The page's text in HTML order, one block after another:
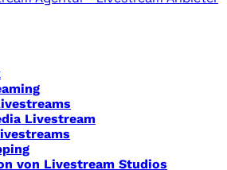
Livestream
von Livestream Studios